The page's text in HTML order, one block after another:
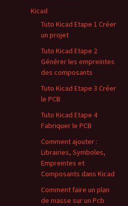
Kicad
Tuto Kicad Etape 1 Créer
un projet
Tuto Kicad Etape 2
Générer les empreintes
des composants
Tuto Kicad Etape 3 Créer
le PCB
Tuto Kicad Etape 4
Fabriquer le PCB
Comment ajouter :
Librairies, Symboles,
Empreintes et
Composants dans Kicad
Comment faire un plan
de masse sur un Pcb